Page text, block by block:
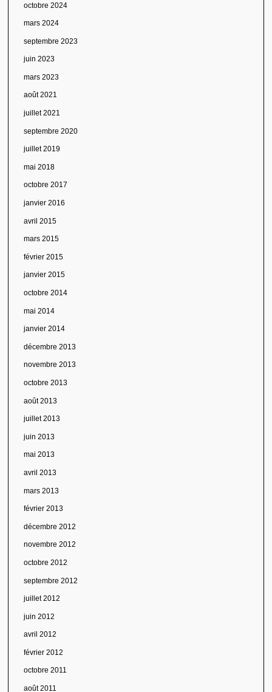
octobre 2024
mars 2024
septembre 2023
juin 2023
mars 2023
août 2021
juillet 2021
septembre 2020
juillet 2019
mai 2018
octobre 2017
janvier 2016
avril 2015
mars 2015
février 2015
janvier 2015
octobre 2014
mai 2014
janvier 2014
décembre 2013
novembre 2013
octobre 2013
août 2013
juillet 2013
juin 2013
mai 2013
avril 2013
mars 2013
février 2013
décembre 2012
novembre 2012
octobre 2012
septembre 2012
juillet 2012
juin 2012
avril 2012
février 2012
octobre 2011
août 2011